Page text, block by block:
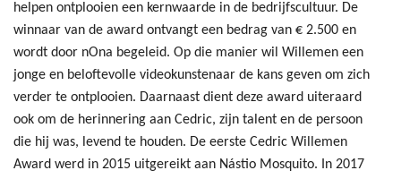
helpen ontplooien een kernwaarde in de bedrijfscultuur. De
winnaar van de award ontvangt een bedrag van € 2.500 en
wordt door nOna begeleid. Op die manier wil Willemen een
jonge en beloftevolle videokunstenaar de kans geven om zich
verder te ontplooien. Daarnaast dient deze award uiteraard
ook om de herinnering aan Cedric, zijn talent en de persoon
die hij was, levend te houden. De eerste Cedric Willemen
Award werd in 2015 uitgereikt aan Nástio Mosquito. In 2017